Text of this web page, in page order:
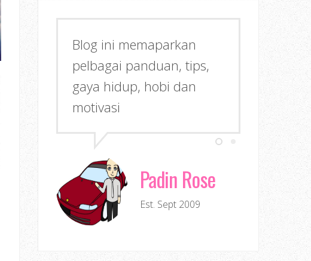
Blog ini memaparkan
pelbagai panduan, tips,
gaya hidup, hobi dan
motivasi
Padin Rose
Est. Sept 2009